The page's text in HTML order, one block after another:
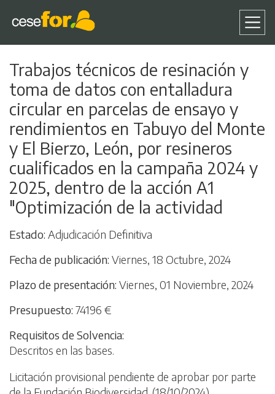
al
contenido
principal
Trabajos técnicos de resinación y
toma de datos con entalladura
circular en parcelas de ensayo y
rendimientos en Tabuyo del Monte
y El Bierzo, León, por resineros
cualificados en la campaña 2024 y
2025, dentro de la acción A1
"Optimización de la actividad
Estado Adjudicación Definitiva
Fecha de publicación Viernes, 18 Octubre, 2024
Plazo de presentación Viernes, 01 Noviembre, 2024
Presupuesto 74196 €
Requisitos de Solvencia
Descritos en las bases.
Licitación provisional pendiente de aprobar por parte